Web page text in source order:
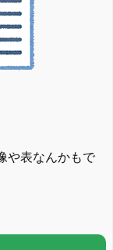
や表なんかもで